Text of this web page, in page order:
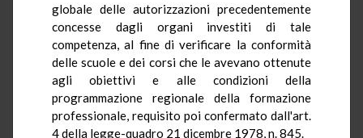
globale delle autorizzazioni precedentemente
concesse dagli organi investiti di tale
competenza, al fine di verificare la conformità
delle scuole e dei corsi che le avevano ottenute
agli obiettivi e alle condizioni della
programmazione regionale della formazione
professionale, requisito poi confermato dall'art.
4 della legge-quadro 21 dicembre 1978, n. 845.